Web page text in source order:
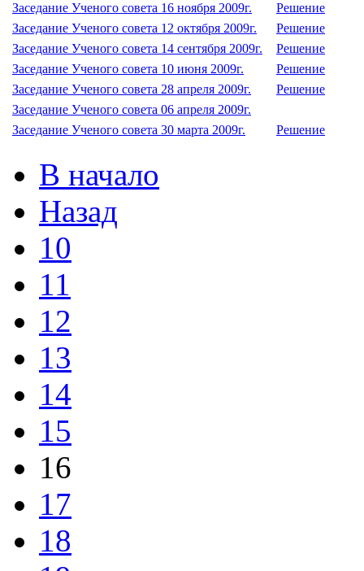
Заседание Ученого совета 16 ноября 2009г.
Решение
Заседание Ученого совета 12 октября 2009г.
Решение
Заседание Ученого совета 14 сентября 2009г.
Решение
Заседание Ученого совета 10 июня 2009г.
Решение
Заседание Ученого совета 28 апреля 2009г.
Решение
Заседание Ученого совета 06 апреля 2009г.
Заседание Ученого совета 30 марта 2009г.
Решение
В начало
Назад
10
11
12
13
14
15
16
17
18